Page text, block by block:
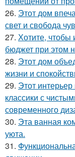
26. Этот дом
свет и свобода
27. Хотите, чтобы
бюджет при этом
28. Этот дом
жизни и
29. Этот интерьер
классики с
современного
30. Эта ванная
уюта.
31.